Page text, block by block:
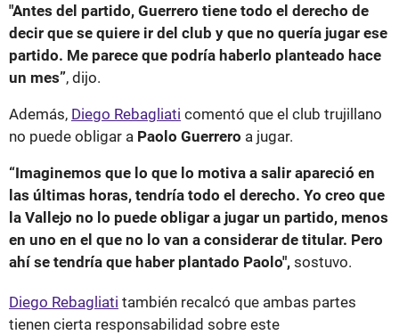
"Antes del partido, Guerrero tiene todo el derecho de
decir que se quiere ir del club y que no quería jugar ese
partido. Me parece que podría haberlo planteado hace
un mes”, dijo.
Además, Diego Rebagliati comentó que el club trujillano
no puede obligar a Paolo Guerrero a jugar.
“Imaginemos que lo que lo motiva a salir apareció en
las últimas horas, tendría todo el derecho. Yo creo que
la Vallejo no lo puede obligar a jugar un partido, menos
en uno en el que no lo van a considerar de titular. Pero
ahí se tendría que haber plantado Paolo", sostuvo.
Diego Rebagliati también recalcó que ambas partes
tienen cierta responsabilidad sobre este